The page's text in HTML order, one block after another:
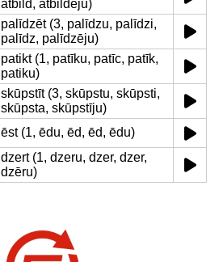
atbild, atbildēju)
palīdzēt (3, palīdzu, palīdzi,
palīdz, palīdzēju)
patikt (1, patīku, patīc, patīk,
patiku)
skūpstīt (3, skūpstu, skūpsti,
skūpsta, skūpstīju)
ēst (1, ēdu, ēd, ēd, ēdu)
dzert (1, dzeru, dzer, dzer,
dzēru)